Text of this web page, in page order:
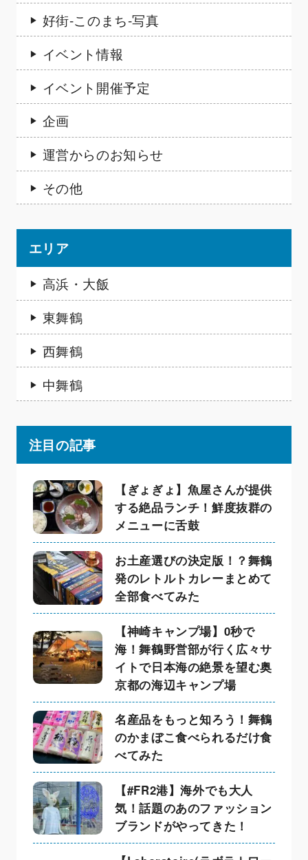
好街-このまち-写真
イベント情報
イベント開催予定
企画
運営からのお知らせ
その他
エリア
高浜・大飯
東舞鶴
西舞鶴
中舞鶴
注目の記事
【ぎょぎょ】魚屋さんが提供
する絶品ランチ！鮮度抜群の
メニューに舌鼓
お土産選びの決定版！？舞鶴
発のレトルトカレーまとめて
全部食べてみた
【神崎キャンプ場】0秒で
海！舞鶴野営部が行く広々サ
イトで日本海の絶景を望む奥
京都の海辺キャンプ場
名産品をもっと知ろう！舞鶴
のかまぼこ食べられるだけ食
べてみた
【#FR2港】海外でも大人
気！話題のあのファッション
ブランドがやってきた！